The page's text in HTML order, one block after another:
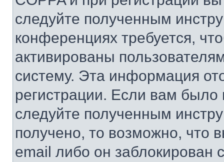
следуйте полученным
конференциях требуется,
активированы
систему. Эта информация
регистрации. Если вам
следуйте полученным
получено, то возможно, что
email либо он